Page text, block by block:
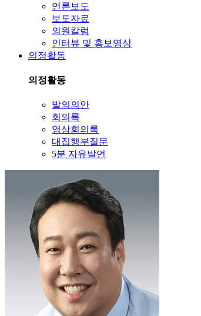
언론보도
보도자료
의원칼럼
인터뷰 및 홍보영상
의정활동
의정활동
발의의안
회의록
영상회의록
대집행부질문
5분 자유발언